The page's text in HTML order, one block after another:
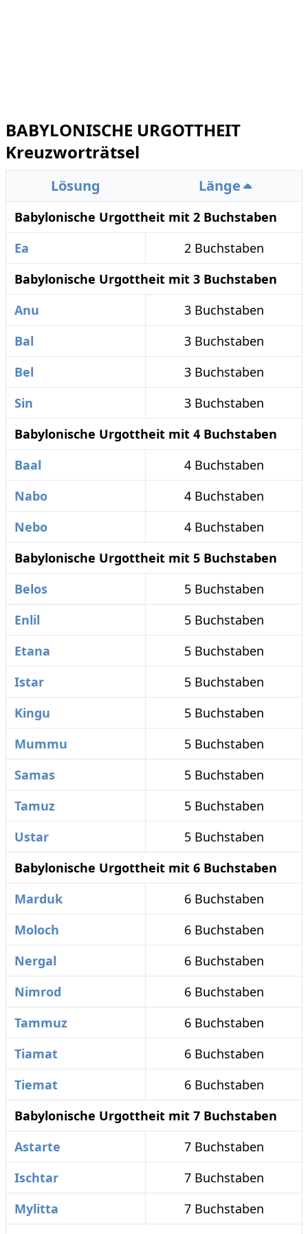
BABYLONISCHE URGOTTHEIT
Kreuzworträtsel
Lösung Länge
Babylonische Urgottheit mit 2 Buchstaben
Ea
2 Buchstaben
Babylonische Urgottheit mit 3 Buchstaben
Anu
3 Buchstaben
Bal
3 Buchstaben
Bel
3 Buchstaben
Sin
3 Buchstaben
Babylonische Urgottheit mit 4 Buchstaben
Baal
4 Buchstaben
Nabo
4 Buchstaben
Nebo
4 Buchstaben
Babylonische Urgottheit mit 5 Buchstaben
Belos
5 Buchstaben
Enlil
5 Buchstaben
Etana
5 Buchstaben
Istar
5 Buchstaben
Kingu
5 Buchstaben
Mummu
5 Buchstaben
Samas
5 Buchstaben
Tamuz
5 Buchstaben
Ustar
5 Buchstaben
Babylonische Urgottheit mit 6 Buchstaben
Marduk
6 Buchstaben
Moloch
6 Buchstaben
Nergal
6 Buchstaben
Nimrod
6 Buchstaben
Tammuz
6 Buchstaben
Tiamat
6 Buchstaben
Tiemat
6 Buchstaben
Babylonische Urgottheit mit 7 Buchstaben
Astarte
7 Buchstaben
Ischtar
7 Buchstaben
Mylitta
7 Buchstaben